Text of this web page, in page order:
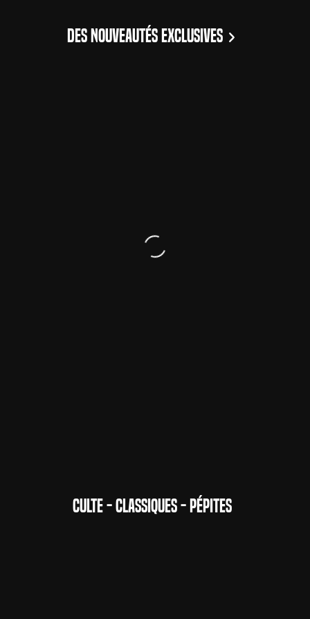
DES NOUVEAUTÉS EXCLUSIVES
CULTE - CLASSIQUES - PÉPITES